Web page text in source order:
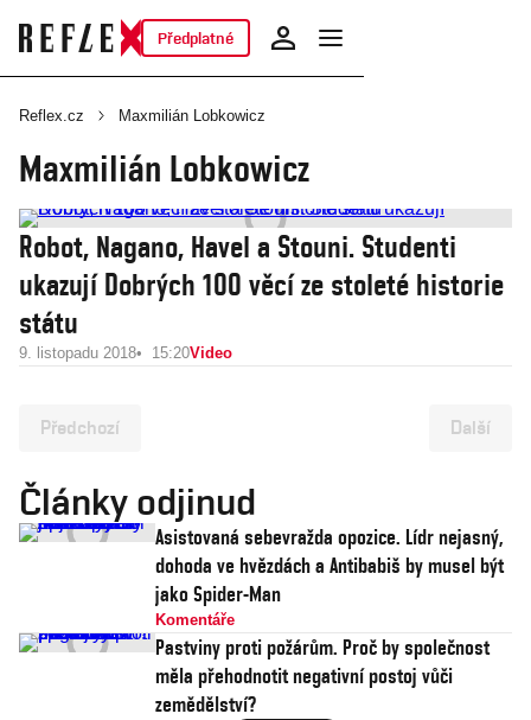
Předplatné
Reflex.cz Maxmilián Lobkowicz
Maxmilián Lobkowicz
Robot, Nagano, Havel a Stouni. Studenti
ukazují Dobrých 100 věcí ze stoleté historie
státu
9. listopadu 2018 15:20Video
Předchozí Další
Články odjinud
Asistovaná sebevražda opozice. Lídr nejasný,
dohoda ve hvězdách a Antibabiš by musel být
jako Spider-Man
Komentáře
Pastviny proti požárům. Proč by společnost
měla přehodnotit negativní postoj vůči
zemědělství?